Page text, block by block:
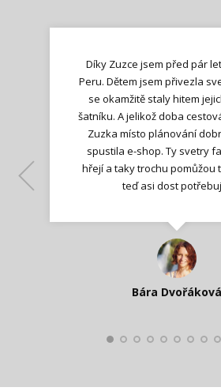
Díky Zuzce jsem před pár
Peru. Dětem jsem přivezla
se okamžitě staly hitem
šatníku. A jelikož doba
Zuzka místo plánování
spustila e-shop. Ty svetry
hřejí a taky trochu pomůžou
teď asi dost
Bára Dvořáková
Jana T.
Kateřina Veleta
Ilona M.
Lenka K.
Nadšená zpráva
Katka Perháčová
Smolková
Lenka K.